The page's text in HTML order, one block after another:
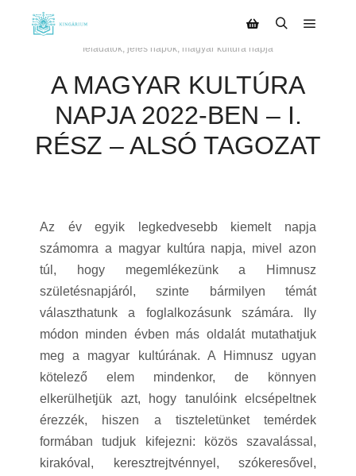
feladatok, jeles napok, magyar kultúra napja
A MAGYAR KULTÚRA
NAPJA 2022-BEN – I.
RÉSZ – ALSÓ TAGOZAT
Az év egyik legkedvesebb kiemelt napja
számomra a magyar kultúra napja, mivel azon
túl, hogy megemlékezünk a Himnusz
születésnapjáról, szinte bármilyen témát
választhatunk a foglalkozásunk számára. Ily
módon minden évben más oldalát mutathatjuk
meg a magyar kultúrának. A Himnusz ugyan
kötelező elem mindenkor, de könnyen
elkerülhetjük azt, hogy tanulóink elcsépeltnek
érezzék, hiszen a tiszteletünket temérdek
formában tudjuk kifejezni: közös szavalással,
kirakóval, keresztrejtvénnyel, szókeresővel,